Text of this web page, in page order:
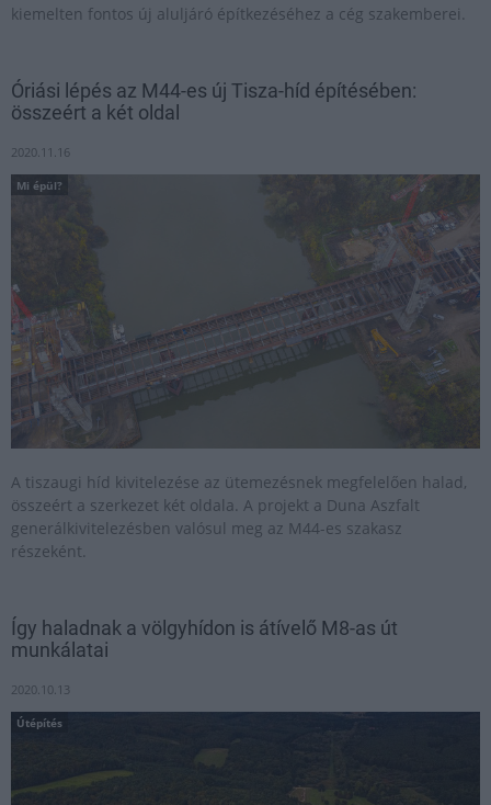
kiemelten fontos új aluljáró építkezéséhez a cég szakemberei.
Óriási lépés az M44-es új Tisza-híd építésében:
összeért a két oldal
2020.11.16
Mi épül?
A tiszaugi híd kivitelezése az ütemezésnek megfelelően halad,
összeért a szerkezet két oldala. A projekt a Duna Aszfalt
generálkivitelezésben valósul meg az M44-es szakasz
részeként.
Így haladnak a völgyhídon is átívelő M8-as út
munkálatai
2020.10.13
Útépítés